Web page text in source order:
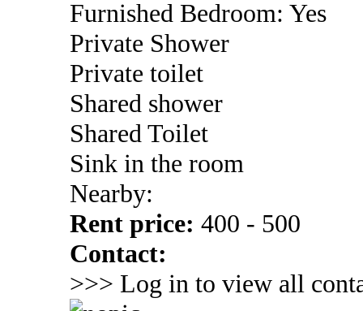
Furnished Bedroom: Yes
Private Shower
Private toilet
Shared shower
Shared Toilet
Sink in the room
Nearby:
Rent price: 400 - 500
Contact:
>>> Log in to view all